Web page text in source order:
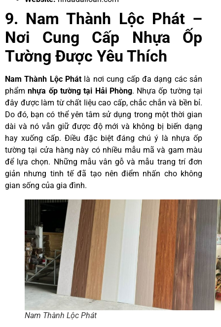
9. Nam Thành Lộc Phát –
Nơi Cung Cấp Nhựa Ốp
Tường Được Yêu Thích
Nam Thành Lộc Phát là nơi cung cấp đa dạng các sản
phẩmnhựa ốp tường tại Hải Phòng. Nhựa ốp tường tại
đây được làm từ chất liệu cao cấp, chắc chắn và bền bỉ.
Do đó, bạn có thể yên tâm sử dụng trong một thời gian
dài và nó vẫn giữ được độ mới và không bị biến dạng
hay xuống cấp. Điều đặc biệt đáng chú ý là nhựa ốp
tường tại cửa hàng này có nhiều mẫu mã và gam màu
để lựa chọn. Những mẫu vân gỗ và mẫu trang trí đơn
giản nhưng tinh tế đã tạo nên điểm nhấn cho không
gian sống của gia đình.
Nam Thành Lộc Phát